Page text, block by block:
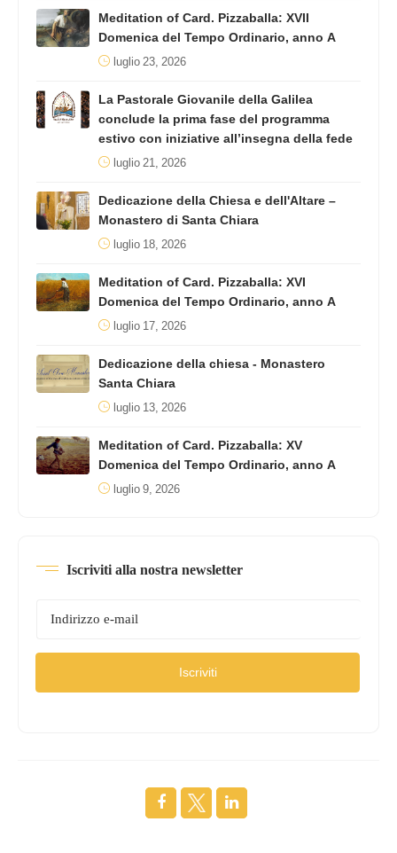
Meditation of Card. Pizzaballa: XVII
Domenica del Tempo Ordinario, anno A
luglio 23, 2026
La Pastorale Giovanile della Galilea
conclude la prima fase del programma
estivo con iniziative all’insegna della fede
luglio 21, 2026
Dedicazione della Chiesa e dell'Altare –
Monastero di Santa Chiara
luglio 18, 2026
Meditation of Card. Pizzaballa: XVI
Domenica del Tempo Ordinario, anno A
luglio 17, 2026
Dedicazione della chiesa - Monastero
Santa Chiara
luglio 13, 2026
Meditation of Card. Pizzaballa: XV
Domenica del Tempo Ordinario, anno A
luglio 9, 2026
Iscriviti alla nostra newsletter
Iscriviti